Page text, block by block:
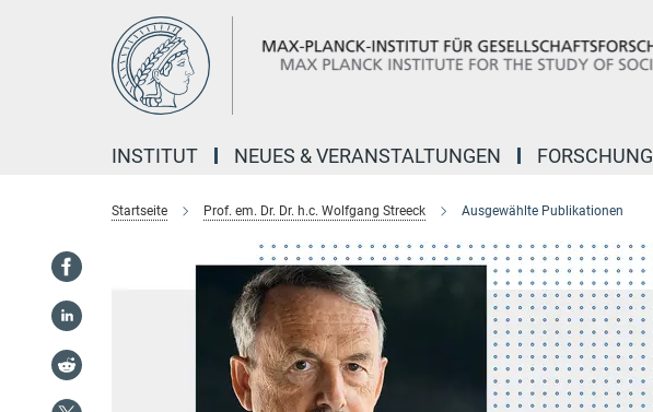
INSTITUT NEUES & VERANSTALTUNGEN FORSCHUNG
Startseite Prof. em. Dr. Dr. h.c. Wolfgang Streeck Ausgewählte Publikationen